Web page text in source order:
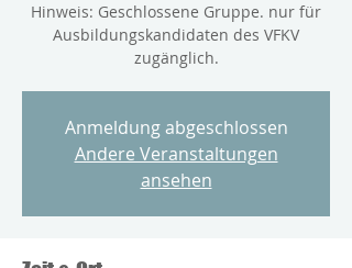
Hinweis: Geschlossene Gruppe. nur für
Ausbildungskandidaten des VFKV
zugänglich.
Anmeldung abgeschlossen
Andere Veranstaltungen
ansehen